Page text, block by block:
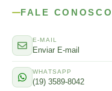
FALE CONOSCO
E-MAIL
Enviar E-mail
WHATSAPP
(19) 3589-8042